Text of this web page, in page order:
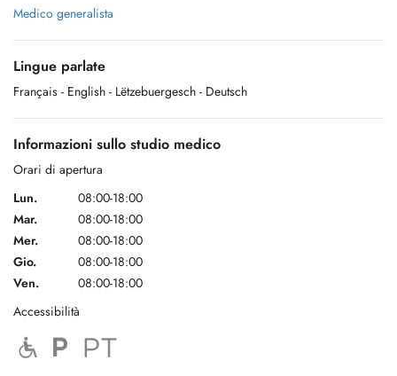
Medico generalista
Lingue parlate
Français - English - Lëtzebuergesch - Deutsch
Informazioni sullo studio medico
Orari di apertura
Lun.
08:00-18:00
Mar.
08:00-18:00
Mer.
08:00-18:00
Gio.
08:00-18:00
Ven.
08:00-18:00
Accessibilità